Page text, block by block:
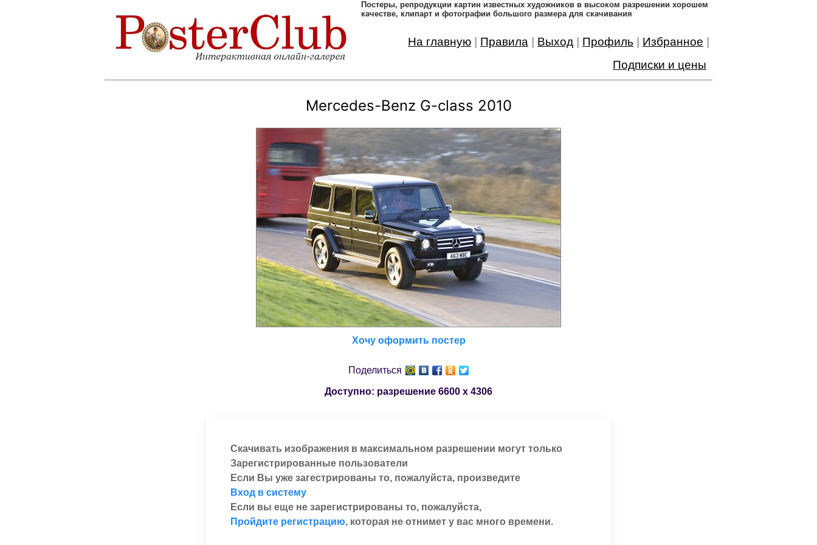
Постеры, pепродукции картин известных художников в высоком разрешении хорошем
качестве, клипарт и фотографии большого размера для скачивания
На главную Правила Выход Профиль Избранное
Подписки и цены
Mercedes-Benz G-class 2010
Хочу оформить постер
Поделиться
Доступно: разрешение 6600 x 4306
Скачивать изображения в максимальном разрешении могут только
Зарегистрированные пользователи
Если Вы уже загестрированы то, пожалуйста, произведите
Вход в систему
Если вы еще не зарегистрированы то, пожалуйста,
Пройдите регистрацию, которая не отнимет у вас много времени.